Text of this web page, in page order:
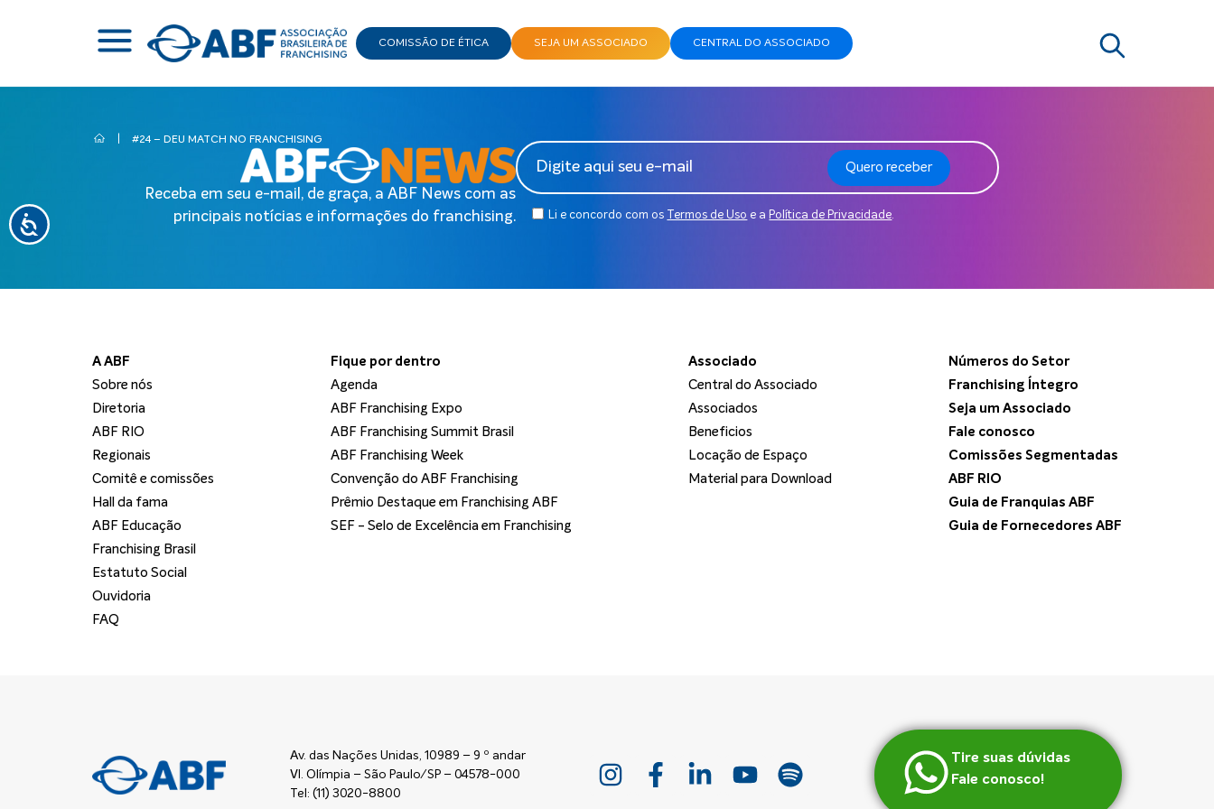
COMISSÃO DE ÉTICA SEJA UM ASSOCIADO CENTRAL DO ASSOCIADO
#24 – DEU MATCH NO FRANCHISING
Receba em seu e-mail, de graça, a ABF News com as
principais notícias e informações do franchising.
Li e concordo com os Termos de Uso e a Política de Privacidade.
Quero receber
A ABF
Sobre nós
Diretoria
ABF RIO
Regionais
Comitê e comissões
Hall da fama
ABF Educação
Franchising Brasil
Estatuto Social
Ouvidoria
FAQ
Fique por dentro
Agenda
ABF Franchising Expo
ABF Franchising Summit Brasil
ABF Franchising Week
Convenção do ABF Franchising
Prêmio Destaque em Franchising ABF
SEF - Selo de Excelência em Franchising
Associado
Central do Associado
Associados
Beneficios
Locação de Espaço
Material para Download
Números do Setor
Franchising Íntegro
Seja um Associado
Fale conosco
Comissões Segmentadas
ABF RIO
Guia de Franquias ABF
Guia de Fornecedores ABF
Av. das Nações Unidas, 10989 – 9 º andar
Vl. Olímpia – São Paulo/SP – 04578-000
Tel: (11) 3020-8800
Tire suas dúvidas
Fale conosco!